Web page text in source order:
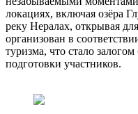
локациях, включая озёра
реку Нералах, открывая
организован в
туризма, что стало
подготовки участников.